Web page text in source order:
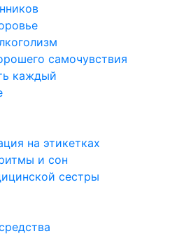
самочувствия
каждый
на этикетках
и сон
сестры